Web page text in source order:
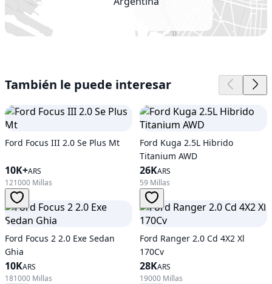
También le puede interesar
Ford Focus III 2.0 Se Plus Mt
10K+ARS
121000 Millas
Ford Kuga 2.5L Hibrido
Titanium AWD
26KARS
59 Millas
Ford Focus 2 2.0 Exe Sedan
Ghia
10KARS
181000 Millas
Ford Ranger 2.0 Cd 4X2 Xl
170Cv
28KARS
19000 Millas